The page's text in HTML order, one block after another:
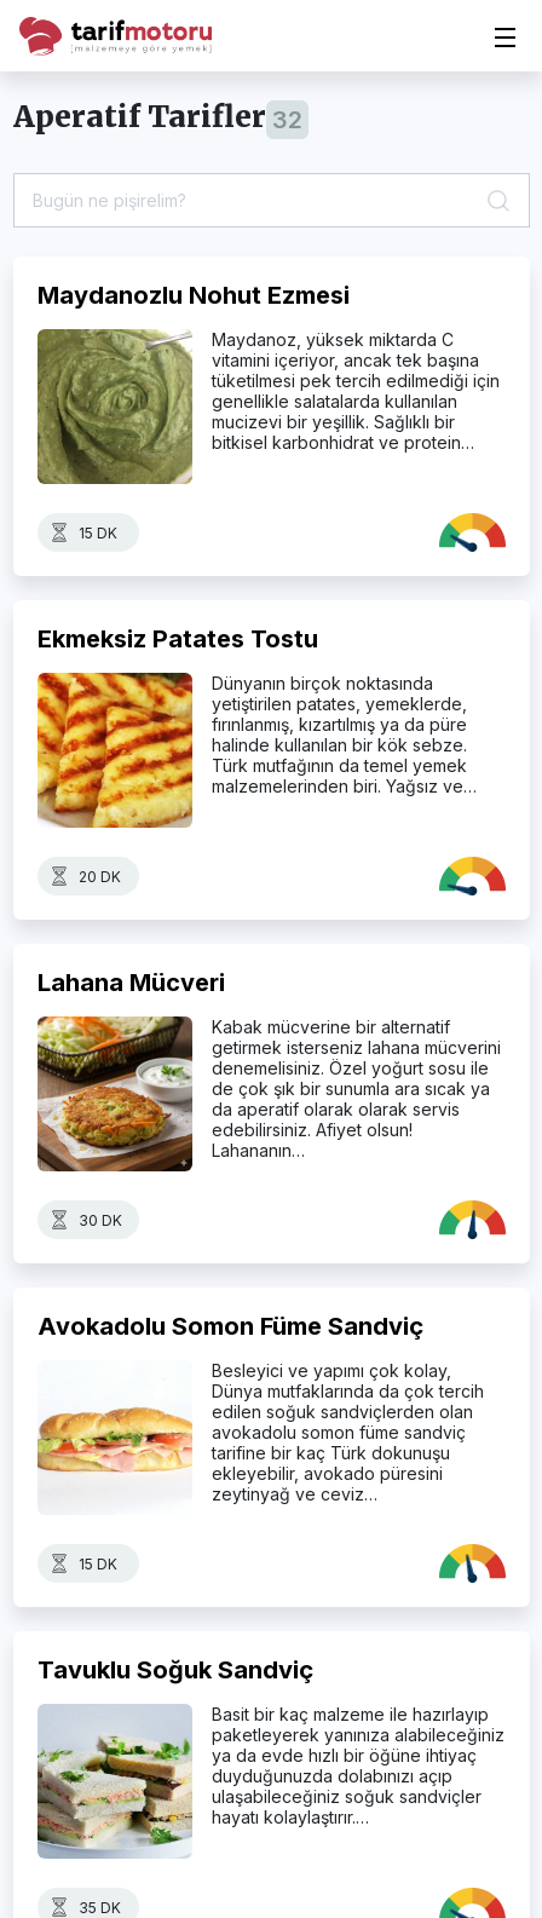
Aperatif Tarifler 32
Maydanozlu Nohut Ezmesi
Maydanoz, yüksek miktarda C
vitamini içeriyor, ancak tek başına
tüketilmesi pek tercih edilmediği için
genellikle salatalarda kullanılan
mucizevi bir yeşillik. Sağlıklı bir
bitkisel karbonhidrat ve protein…
15 DK
Ekmeksiz Patates Tostu
Dünyanın birçok noktasında
yetiştirilen patates, yemeklerde,
fırınlanmış, kızartılmış ya da püre
halinde kullanılan bir kök sebze.
Türk mutfağının da temel yemek
malzemelerinden biri. Yağsız ve…
20 DK
Lahana Mücveri
Kabak mücverine bir alternatif
getirmek isterseniz lahana mücverini
denemelisiniz. Özel yoğurt sosu ile
de çok şık bir sunumla ara sıcak ya
da aperatif olarak olarak servis
edebilirsiniz. Afiyet olsun!
Lahananın…
30 DK
Avokadolu Somon Füme Sandviç
Besleyici ve yapımı çok kolay,
Dünya mutfaklarında da çok tercih
edilen soğuk sandviçlerden olan
avokadolu somon füme sandviç
tarifine bir kaç Türk dokunuşu
ekleyebilir, avokado püresini
zeytinyağ ve ceviz…
15 DK
Tavuklu Soğuk Sandviç
Basit bir kaç malzeme ile hazırlayıp
paketleyerek yanınıza alabileceğiniz
ya da evde hızlı bir öğüne ihtiyaç
duyduğunuzda dolabınızı açıp
ulaşabileceğiniz soğuk sandviçler
hayatı kolaylaştırır.…
35 DK